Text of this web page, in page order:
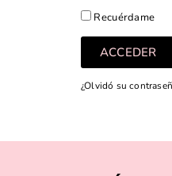
Recuérdame
ACCEDER
¿Olvidó su